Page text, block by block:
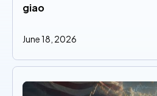
giao
June 18, 2026